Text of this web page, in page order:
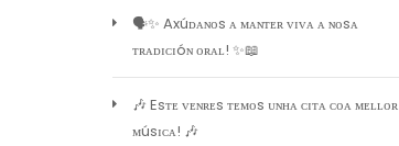
🗣️✨ Axúᴅᴀɴᴏs ᴀ ᴍᴀɴᴛᴇʀ ᴠɪᴠᴀ ᴀ ɴᴏsᴀ
ᴛʀᴀᴅɪᴄɪóɴ ᴏʀᴀʟ! ✨📖
🎶 Esᴛᴇ ᴠᴇɴʀᴇs ᴛᴇᴍᴏs ᴜɴʜᴀ ᴄɪᴛᴀ ᴄᴏᴀ ᴍᴇʟʟᴏʀ
ᴍúsɪᴄᴀ! 🎶